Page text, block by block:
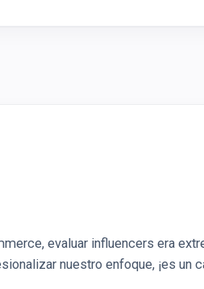
evaluar influencers era
nuestro enfoque, ¡es un